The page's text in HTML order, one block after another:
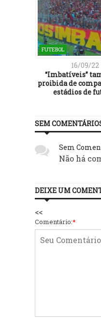
FUTEBOL
16/09/22
“Imbatíveis”
proibida de
estádios de
SEM
Sem
Não há
DEIXE UM
<<
Comentário:*